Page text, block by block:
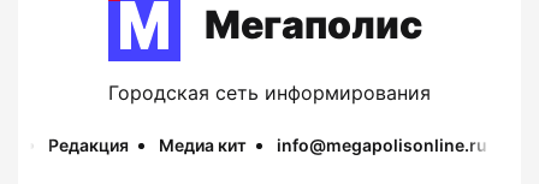
Мегаполис
Городская сеть информирования
Редакция Медиа кит info@megapolisonline.ru